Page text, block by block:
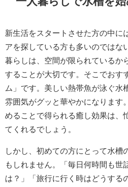
新生活をスタートさせた方の中に
アを探している方も多いのではな
暮らしは、空間が限られているか
することが大切です。そこでおす
ム」です。美しい熱帯魚が泳ぐ水
雰囲気がグッと華やかになります
めることで得られる癒し効果は、
てくれるでしょう。
しかし、初めての方にとって水槽
もしれません。「毎日何時間も世
は？」「旅行に行く時はどうする